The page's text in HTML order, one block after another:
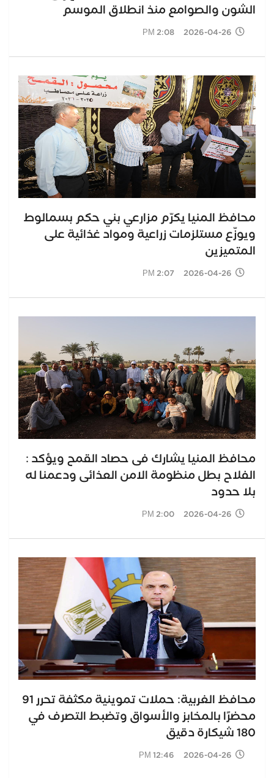
الشون والصوامع منذ انطلاق الموسم
2026-04-26 2:08 PM
محافظ المنيا يكرّم مزارعي بني حكم بسمالوط
ويوزّع مستلزمات زراعية ومواد غذائية على
المتميزين
2026-04-26 2:07 PM
محافظ المنيا يشارك فى حصاد القمح ويؤكد :
الفلاح بطل منظومة الامن العذائى ودعمنا له
بلا حدود
2026-04-26 2:00 PM
️محافظ الغربية: حملات تموينية مكثفة تحرر 91
محضرًا بالمخابز والأسواق وتضبط التصرف في
180 شيكارة دقيق
2026-04-26 12:46 PM